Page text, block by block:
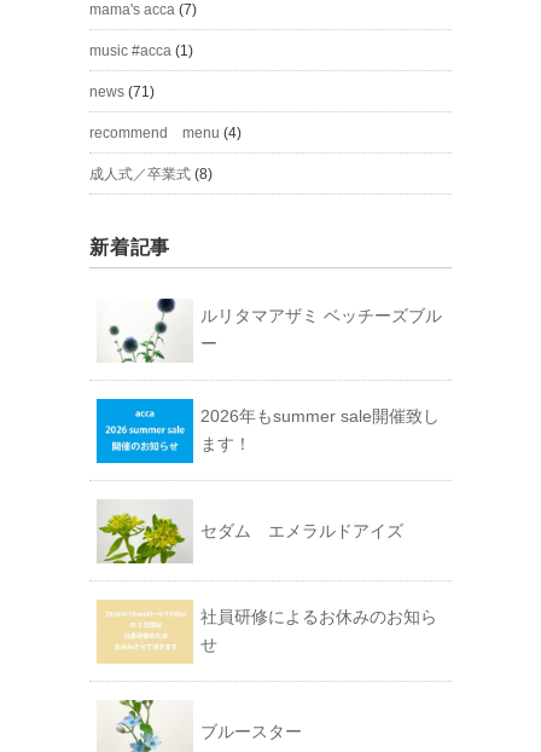
mama's acca (7)
music #acca (1)
news (71)
recommend menu (4)
成人式／卒業式 (8)
新着記事
ルリタマアザミ ベッチーズブル
ー
2026年もsummer sale開催致し
ます！
セダム エメラルドアイズ
社員研修によるお休みのお知ら
せ
ブルースター